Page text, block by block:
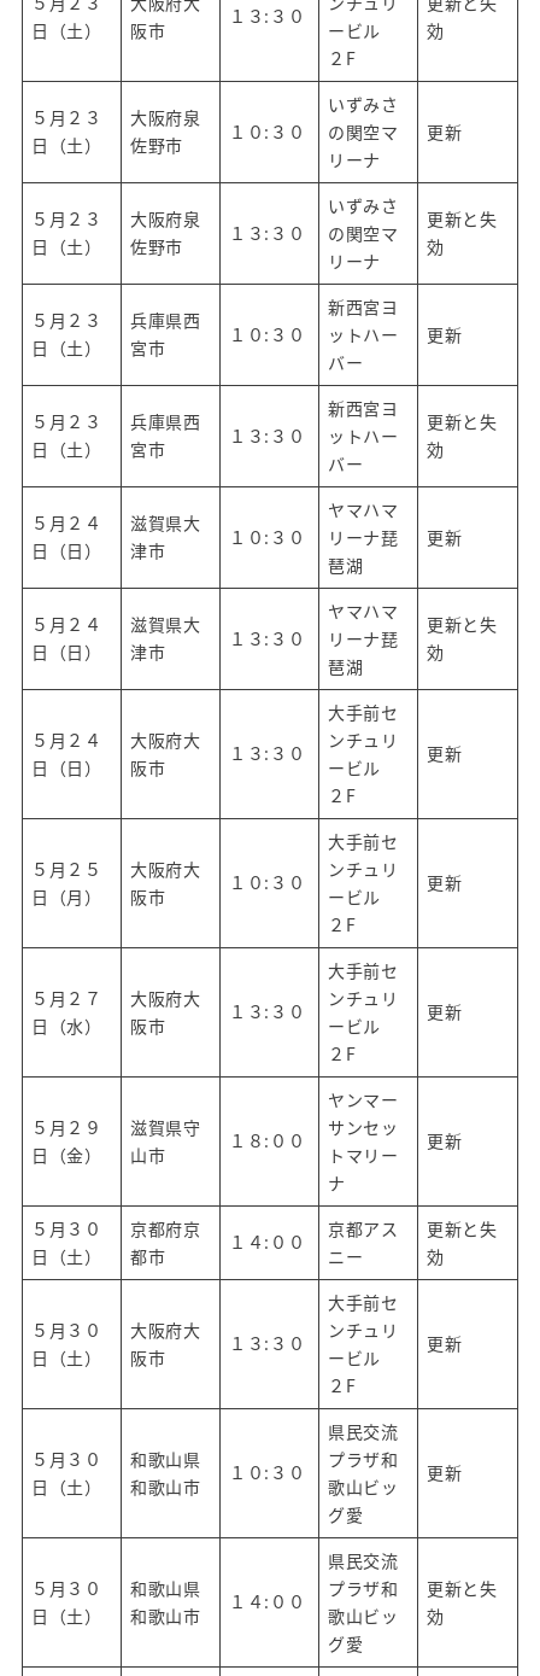
日（土）
阪市
１３:３０
ービル
２F
効
５月２３
日（土）
大阪府泉
佐野市
１０:３０
いずみさ
の関空マ
リーナ
更新
５月２３
日（土）
大阪府泉
佐野市
１３:３０
いずみさ
の関空マ
リーナ
更新と失
効
５月２３
日（土）
兵庫県西
宮市
１０:３０
新西宮ヨ
ットハー
バー
更新
５月２３
日（土）
兵庫県西
宮市
１３:３０
新西宮ヨ
ットハー
バー
更新と失
効
５月２４
日（日）
滋賀県大
津市
１０:３０
ヤマハマ
リーナ琵
琶湖
更新
５月２４
日（日）
滋賀県大
津市
１３:３０
ヤマハマ
リーナ琵
琶湖
更新と失
効
５月２４
日（日）
大阪府大
阪市
１３:３０
大手前セ
ンチュリ
ービル
２F
更新
５月２５
日（月）
大阪府大
阪市
１０:３０
大手前セ
ンチュリ
ービル
２F
更新
５月２７
日（水）
大阪府大
阪市
１３:３０
大手前セ
ンチュリ
ービル
２F
更新
５月２９
日（金）
滋賀県守
山市
１８:００
ヤンマー
サンセッ
トマリー
ナ
更新
５月３０
日（土）
京都府京
都市
１４:００
京都アス
ニー
更新と失
効
５月３０
日（土）
大阪府大
阪市
１３:３０
大手前セ
ンチュリ
ービル
２F
更新
５月３０
日（土）
和歌山県
和歌山市
１０:３０
県民交流
プラザ和
歌山ビッ
グ愛
更新
５月３０
日（土）
和歌山県
和歌山市
１４:００
県民交流
プラザ和
歌山ビッ
グ愛
更新と失
効